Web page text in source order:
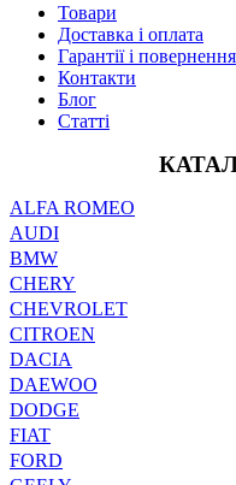
Товари
Доставка і оплата
Гарантії і повернення
Контакти
Блог
Статті
ALFA ROMEO
AUDI
BMW
CHERY
CHEVROLET
CITROEN
DACIA
DAEWOO
DODGE
FIAT
FORD